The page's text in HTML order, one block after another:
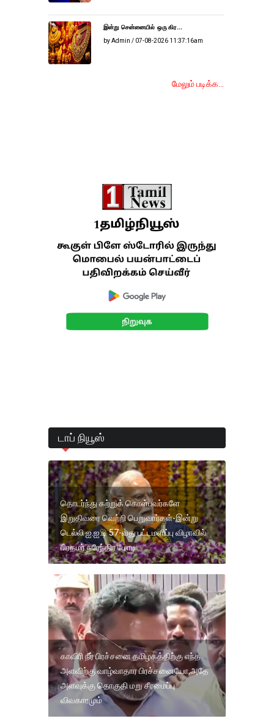
இன்று சென்னையில் ஒரு கிர...
by Admin / 07-08-2026 11:37:16am
மேலும் படிக்க...
டாப் நியூஸ்
தொடர்ந்து கற்றுக் கொள்பவர்களே
இறுதிவரை வெற்றி பெறுவார்கள்-இன்று
டெல்லி ஐ.ஐ.டி 57-வது பட்டமளிப்பு விழாவில்
பிரதமர் நரேந்திர மோடி
காவிரி நீர் பிரச்சனை தமிழகத்திற்கு எந்த
அளவிற்கு வாழ்வாதார பிரச்சனையோ,அதே
அளவுக்கு தொகுதி மறு சீரமைப்பு
விவகாரமும்